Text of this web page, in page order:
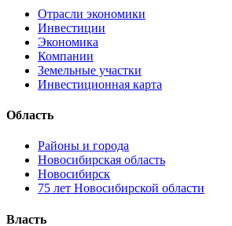
Отрасли экономики
Инвестиции
Экономика
Компании
Земельные участки
Инвестиционная карта
Область
Районы и города
Новосибирская область
Новосибирск
75 лет Новосибирской области
Власть